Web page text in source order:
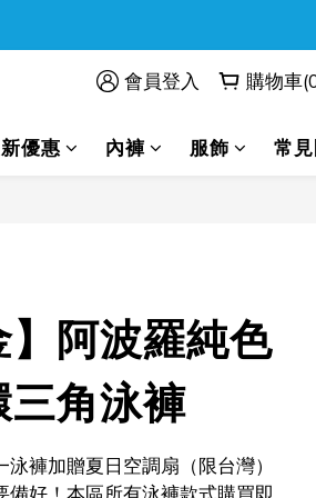
會員登入 購物車
優惠 內褲 服飾 常
阿波羅純色
角泳褲
褲加贈夏日空調扇（限台灣）
備好！本區所有泳褲款式購買即